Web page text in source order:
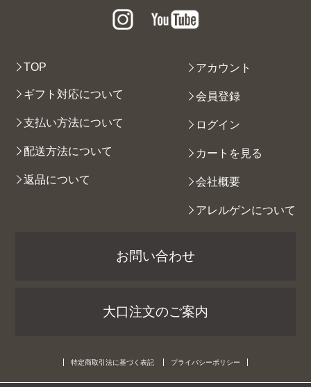
TOP
ギフト対応について
支払い方法について
配送方法について
返品について
アカウント
会員登録
ログイン
カートを見る
会社概要
アレルゲンについて
お問い合わせ
大口注文のご案内
特定商取引法に基づく表記 プライバシーポリシー